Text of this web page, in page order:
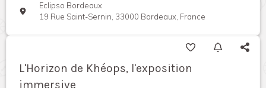
Eclipso Bordeaux
19 Rue Saint-Sernin, 33000 Bordeaux, France
L'Horizon de Khéops, l'exposition
immersive